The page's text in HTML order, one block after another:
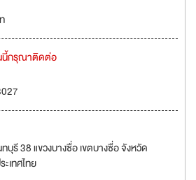
นี้กรุณาติดต่อ
รี 38 แขวงบางซื่อ เขตบางซื่อ จังหวัด
เทศไทย